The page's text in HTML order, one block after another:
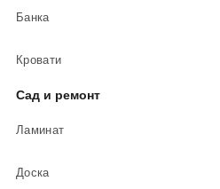
Банка
Кровати
Сад и ремонт
Ламинат
Доска